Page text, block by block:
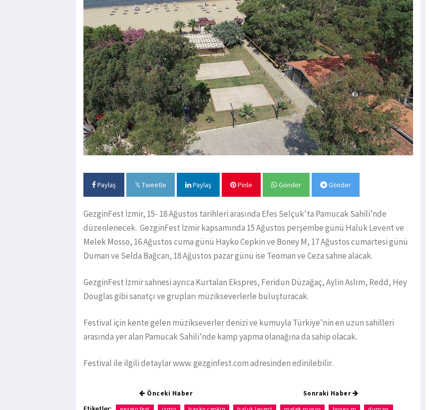
Paylaş Tweetle Paylaş Pinle Gönder Gönder
GezginFest İzmir, 15- 18 Ağustos tarihleri arasında Efes Selçuk'ta Pamucak Sahili’nde
düzenlenecek. GezginFest İzmir kapsamında 15 Ağustos perşembe günü Haluk Levent ve
Melek Mosso, 16 Ağustos cuma günü Hayko Cepkin ve Boney M, 17 Ağustos cumartesi günü
Duman ve Selda Bağcan, 18 Ağustos pazar günü ise Teoman ve Ceza sahne alacak.
GezginFest İzmir sahnesi ayrıca Kurtalan Ekspres, Feridun Düzağaç, Aylin Aslım, Redd, Hey
Douglas gibi sanatçı ve grupları müzikseverlerle buluşturacak.
Festival için kente gelen müzikseverler denizi ve kumuyla Türkiye’nin en uzun sahilleri
arasında yer alan Pamucak Sahili’nde kamp yapma olanağına da sahip olacak.
Festival ile ilgili detaylar www. gezginfest.com adresinden edinilebilir.
Önceki Haber Sonraki Haber